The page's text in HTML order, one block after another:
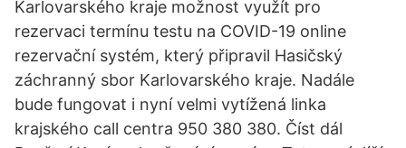
Karlovarského kraje možnost využít pro
rezervaci termínu testu na COVID-19 online
rezervační systém, který připravil Hasičský
záchranný sbor Karlovarského kraje. Nadále
bude fungovat i nyní velmi vytížená linka
krajského call centra 950 380 380. Číst dál